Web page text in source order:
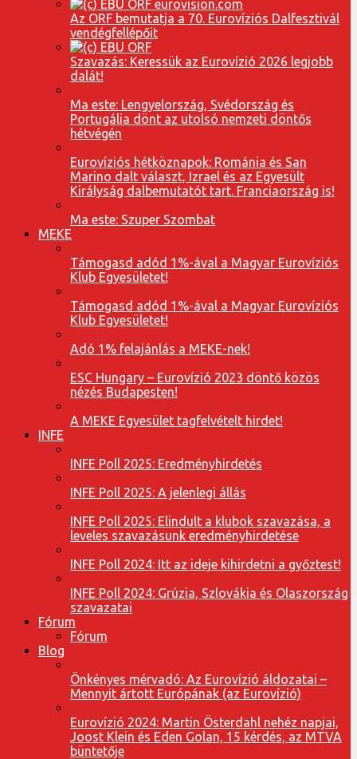
Az ORF bemutatja a 70. Eurovíziós Dalfesztivál
vendégfellépőit
Szavazás: Keressük az Eurovízió 2026 legjobb
dalát!
Ma este: Lengyelország, Svédország és
Portugália dönt az utolsó nemzeti döntős
hétvégén
Eurovíziós hétköznapok: Románia és San
Marino dalt választ, Izrael és az Egyesült
Királyság dalbemutatót tart. Franciaország is!
Ma este: Szuper Szombat
MEKE
Támogasd adód 1%-ával a Magyar Eurovíziós
Klub Egyesületet!
Támogasd adód 1%-ával a Magyar Eurovíziós
Klub Egyesületet!
Adó 1% felajánlás a MEKE-nek!
ESC Hungary – Eurovízió 2023 döntő közös
nézés Budapesten!
A MEKE Egyesület tagfelvételt hirdet!
INFE
INFE Poll 2025: Eredményhirdetés
INFE Poll 2025: A jelenlegi állás
INFE Poll 2025: Elindult a klubok szavazása, a
leveles szavazásunk eredményhirdetése
INFE Poll 2024: Itt az ideje kihirdetni a győztest!
INFE Poll 2024: Grúzia, Szlovákia és Olaszország
szavazatai
Fórum
Fórum
Blog
Önkényes mérvadó: Az Eurovízió áldozatai –
Mennyit ártott Európának (az Eurovízió)
Eurovízió 2024: Martin Österdahl nehéz napjai,
Joost Klein és Eden Golan, 15 kérdés, az MTVA
büntetője